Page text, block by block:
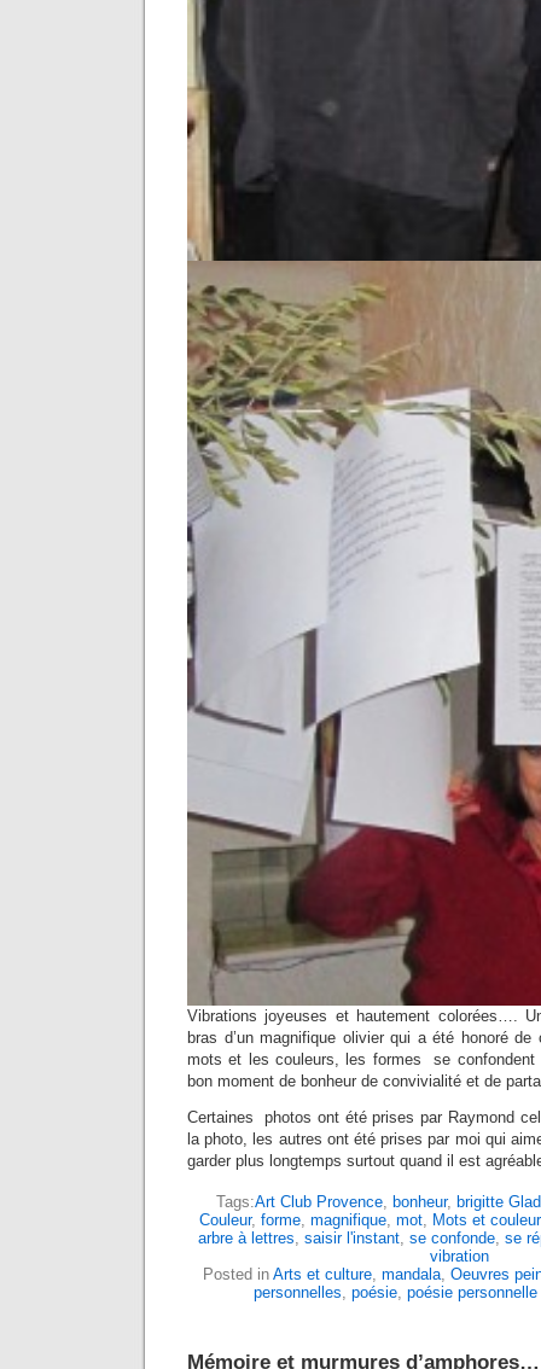
Vibrations joyeuses et hautement colorées….
bras d’un magnifique olivier qui a été honoré
mots et les couleurs, les formes se
bon moment de bonheur de convivialité et de
Certaines photos ont été prises par Raymond
la photo, les autres ont été prises par moi qui
garder plus longtemps surtout quand il est
Tags:Art Club Provence, bonheur, brigitte
Couleur, forme magnifique mot
Mots et
arbre à lettres saisir l'instant se confonde se
vibration
Posted in Arts et culture mandala Oeuvres
personnelles poésie poésie personnelle
Mémoire et murmures d’amphores…